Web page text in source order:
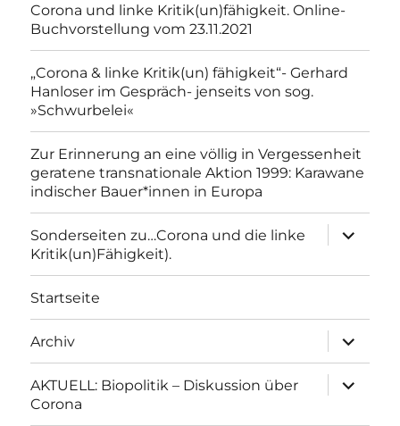
Corona und linke Kritik(un)fähigkeit. Online-
Buchvorstellung vom 23.11.2021
„Corona & linke Kritik(un) fähigkeit“- Gerhard
Hanloser im Gespräch- jenseits von sog.
»Schwurbelei«
Zur Erinnerung an eine völlig in Vergessenheit
geratene transnationale Aktion 1999: Karawane
indischer Bauer*innen in Europa
Sonderseiten zu…Corona und die linke
Kritik(un)Fähigkeit).
anzeigen
Startseite
Archiv
anzeigen
AKTUELL: Biopolitik – Diskussion über
Corona
anzeigen